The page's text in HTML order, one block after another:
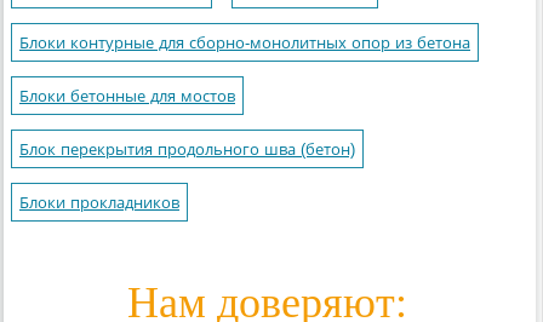
Блоки контурные для сборно-монолитных опор из бетона
Блоки бетонные для мостов
Блок перекрытия продольного шва (бетон)
Блоки прокладников
Нам доверяют: